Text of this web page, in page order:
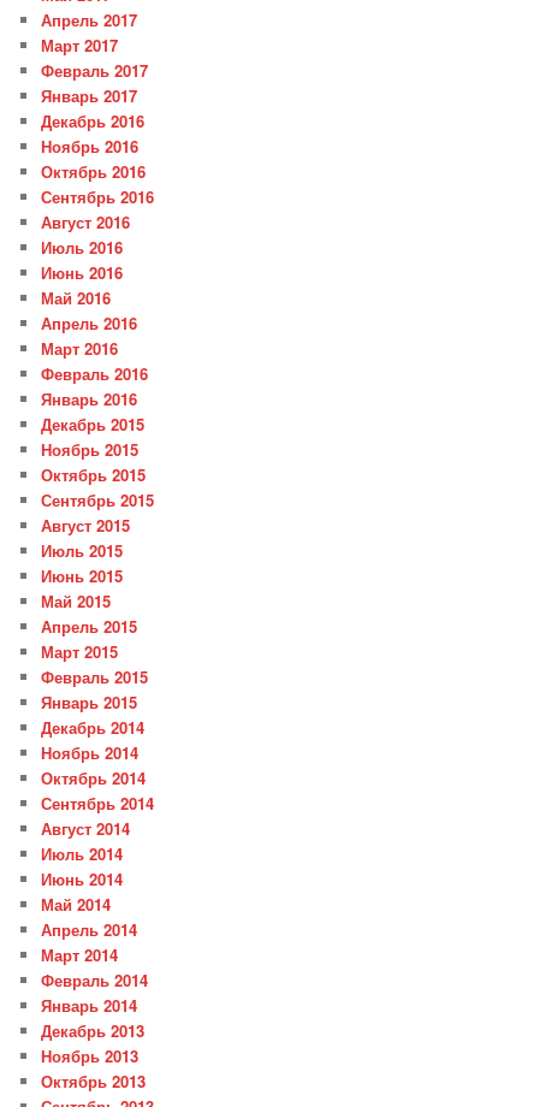
Апрель 2017
Март 2017
Февраль 2017
Январь 2017
Декабрь 2016
Ноябрь 2016
Октябрь 2016
Сентябрь 2016
Август 2016
Июль 2016
Июнь 2016
Май 2016
Апрель 2016
Март 2016
Февраль 2016
Январь 2016
Декабрь 2015
Ноябрь 2015
Октябрь 2015
Сентябрь 2015
Август 2015
Июль 2015
Июнь 2015
Май 2015
Апрель 2015
Март 2015
Февраль 2015
Январь 2015
Декабрь 2014
Ноябрь 2014
Октябрь 2014
Сентябрь 2014
Август 2014
Июль 2014
Июнь 2014
Май 2014
Апрель 2014
Март 2014
Февраль 2014
Январь 2014
Декабрь 2013
Ноябрь 2013
Октябрь 2013